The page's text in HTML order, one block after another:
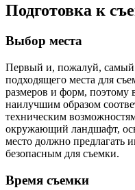
Подготовка к
Выбор места
Первый и, пожалуй,
подходящего места для
размеров и форм, поэтому
наилучшим образом
техническим
окружающий ландшафт,
место должно предлагать
безопасным для съемки.
Время съемки